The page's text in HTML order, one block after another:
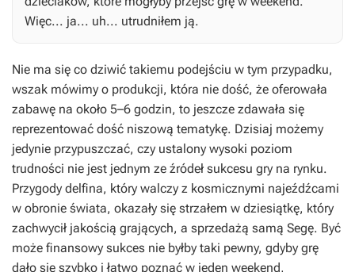
Więc... ja... uh... utrudniłem ją.
Nie ma się co dziwić takiemu podejściu w tym przypadku,
wszak mówimy o produkcji, która nie dość, że oferowała
zabawę na około 5–6 godzin, to jeszcze zdawała się
reprezentować dość niszową tematykę. Dzisiaj możemy
jedynie przypuszczać, czy ustalony wysoki poziom
trudności nie jest jednym ze źródeł sukcesu gry na rynku.
Przygody delfina, który walczy z kosmicznymi najeźdźcami
w obronie świata, okazały się strzałem w dziesiątkę, który
zachwycił jakością grających, a sprzedażą samą Segę. Być
może finansowy sukces nie byłby taki pewny, gdyby grę
dało się szybko i łatwo poznać w jeden weekend,